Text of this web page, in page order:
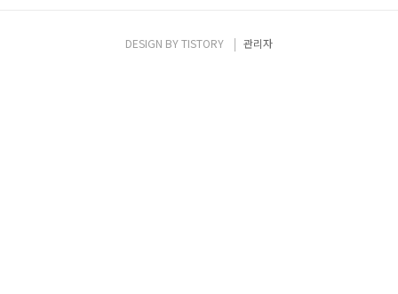
DESIGN BYTISTORY 관리자